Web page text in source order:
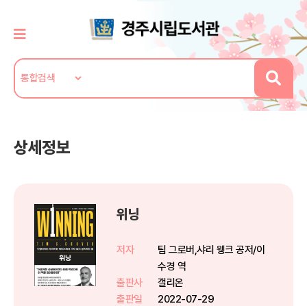
상세정보
위닝
저자
팀 그로버,샤리 웽크 공저/이
수경 역
출판사
갤리온
출판일
2022-07-29